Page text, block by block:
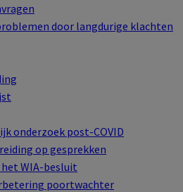
door langdurige klachten
onderzoek post-COVID
op gesprekken
WIA-besluit
poortwachter